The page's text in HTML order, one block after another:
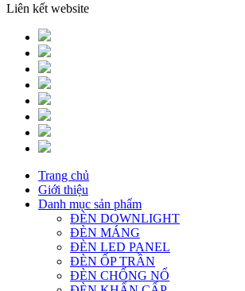
Liên kết website
Trang chủ
Giới thiệu
Danh mục sản phẩm
ĐÈN DOWNLIGHT
ĐÈN MÁNG
ĐÈN LED PANEL
ĐÈN ỐP TRẦN
ĐÈN CHỐNG NỔ